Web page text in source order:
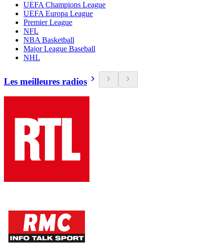
UEFA Champions League
UEFA Europa League
Premier League
NFL
NBA Basketball
Major League Baseball
NHL
Les meilleures radios